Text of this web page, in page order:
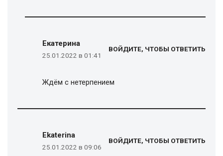
Екатерина
25.01.2022 в 01:41
ВОЙДИТЕ, ЧТОБЫ ОТВЕТИТЬ
Ждём с нетерпением
Ekaterina
25.01.2022 в 09:06
ВОЙДИТЕ, ЧТОБЫ ОТВЕТИТЬ